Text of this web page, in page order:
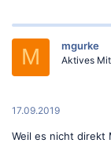
M mgurke
Aktives
17.09.2019
Weil es nicht direkt